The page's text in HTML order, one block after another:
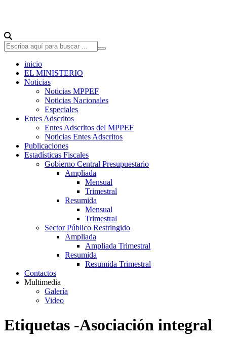
inicio
EL MINISTERIO
Noticias
Noticias MPPEF
Noticias Nacionales
Especiales
Entes Adscritos
Entes Adscritos del MPPEF
Noticias Entes Adscritos
Publicaciones
Estadísticas Fiscales
Gobierno Central Presupuestario
Ampliada
Mensual
Trimestral
Resumida
Mensual
Trimestral
Sector Público Restringido
Ampliada
Ampliada Trimestral
Resumida
Resumida Trimestral
Contactos
Multimedia
Galería
Video
Etiquetas -Asociación integral